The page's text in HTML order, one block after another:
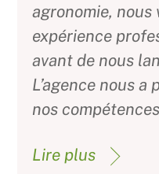
agronomie, nous
expérience
avant de nous
L’agence nous
nos
Lire plus